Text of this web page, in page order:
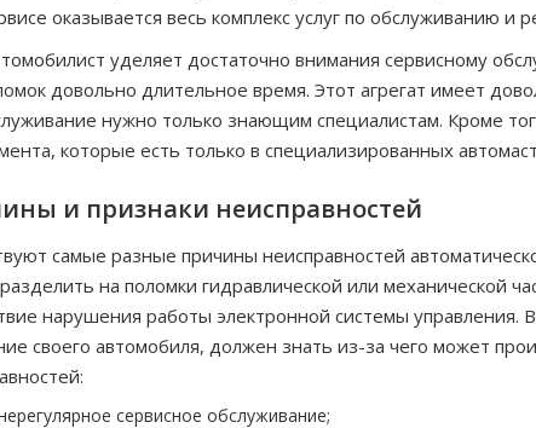
оказывается весь комплекс услуг по обслуживанию
уделяет достаточно внимания сервисному
довольно длительное время. Этот агрегат имеет
нужно только знающим специалистам. Кроме
которые есть только в специализированных
и признаки неисправностей
самые разные причины неисправностей
на поломки гидравлической или механической
нарушения работы электронной системы управления.
своего автомобиля, должен знать из-за чего может
сервисное обслуживание;